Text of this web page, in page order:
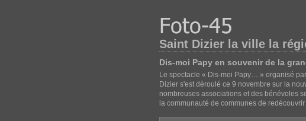
Saint Dizier la ville la
Dis-moi Papy en souvenir de la
Le spectacle « Dis-moi Papy… » organisé
Dizier s'est déroulé ce 9 novembre sur la
nombreuses associations et des bénévoles
la communauté de communes de redécouvrir